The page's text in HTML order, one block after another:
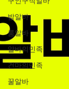
밤알바
룸알바
알바의민족
건마의민족
꿀알바